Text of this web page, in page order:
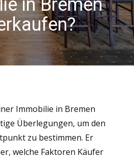
in Bremen
Immobilie in Bremen
Überlegungen, um den
zu bestimmen. Er
welche Faktoren Käufer